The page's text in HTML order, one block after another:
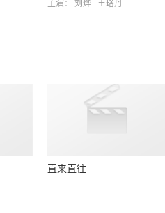
主演： 刘烨 王珞丹
直来直往